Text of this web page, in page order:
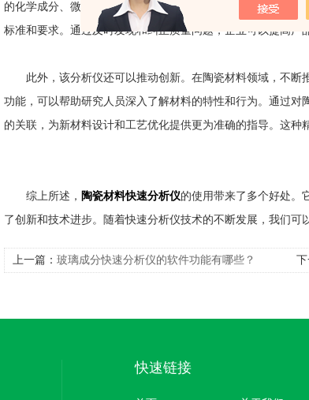
的化学成分、微观结构和物理性能，以及检测材料中的缺陷
标准和要求。通过及时发现和纠正质量问题，企业可以提高产
此外，该分析仪还可以推动创新。在陶瓷材料领域，不断
功能，可以帮助研究人员深入了解材料的特性和行为。通过
的关联，为新材料设计和工艺优化提供更为准确的指导。这种
综上所述， 陶瓷材料快速分析仪的使用带来了多个好处。
了创新和技术进步。随着快速分析仪技术的不断发展，我们可
上一篇： 玻璃成分快速分析仪的软件功能有哪些？ 下
快速链接